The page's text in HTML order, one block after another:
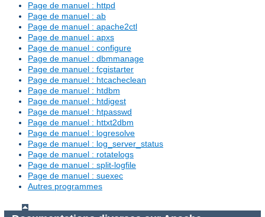
Page de manuel : httpd
Page de manuel : ab
Page de manuel : apache2ctl
Page de manuel : apxs
Page de manuel : configure
Page de manuel : dbmmanage
Page de manuel : fcgistarter
Page de manuel : htcacheclean
Page de manuel : htdbm
Page de manuel : htdigest
Page de manuel : htpasswd
Page de manuel : httxt2dbm
Page de manuel : logresolve
Page de manuel : log_server_status
Page de manuel : rotatelogs
Page de manuel : split-logfile
Page de manuel : suexec
Autres programmes